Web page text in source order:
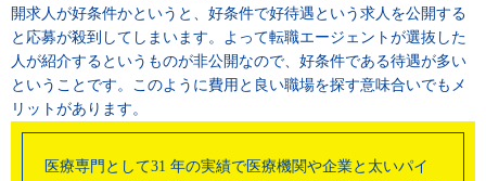
開求人が好条件かというと、好条件で好待遇という求人を公開する
と応募が殺到してしまいます。よって転職エージェントが選抜した
人が紹介するというものが非公開なので、好条件である待遇が多い
ということです。このように費用と良い職場を探す意味合いでもメ
リットがあります。
医療専門として31 年の実績で医療機関や企業と太いパイ